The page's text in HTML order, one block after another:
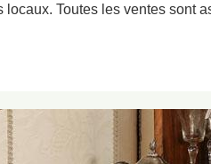
locaux. Toutes les ventes sont